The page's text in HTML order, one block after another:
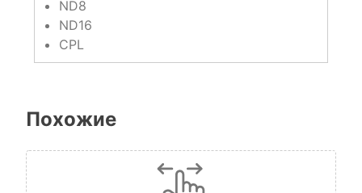
ND8
ND16
CPL
Похожие